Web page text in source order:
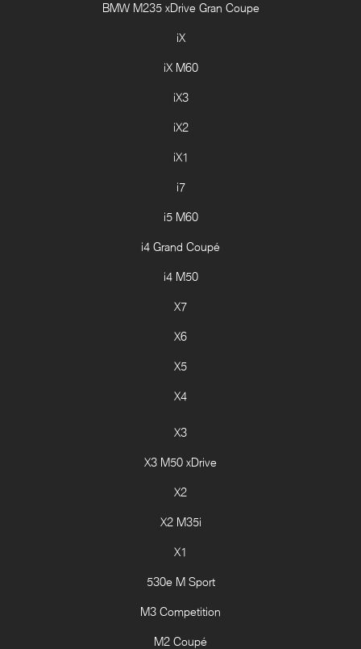
BMW M235 xDrive Gran Coupe
iX
iX M60
iX3
iX2
iX1
i7
i5 M60
i4 Grand Coupé
i4 M50
X7
X6
X5
X4
X3
X3 M50 xDrive
X2
X2 M35i
X1
530e M Sport
M3 Competition
M2 Coupé